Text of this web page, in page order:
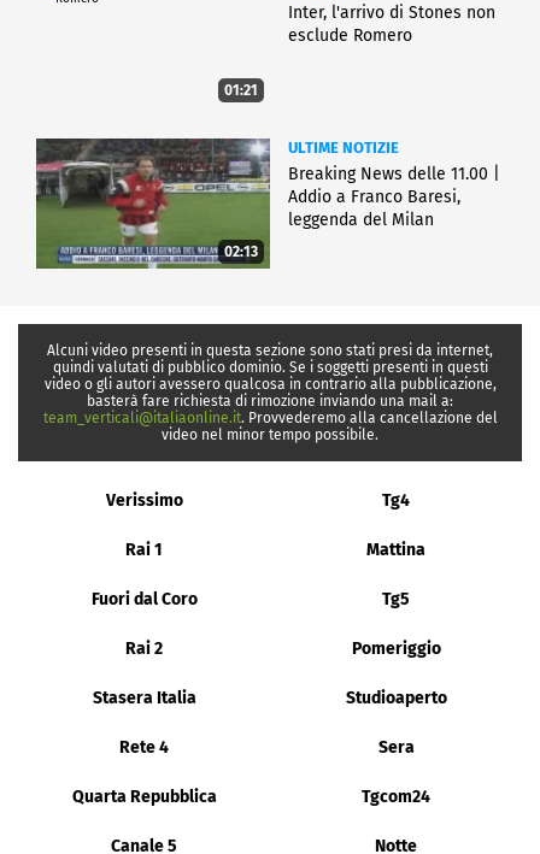
01:21
Inter, l'arrivo di Stones non
esclude Romero
02:13
ULTIME NOTIZIE
Breaking News delle 11.00 |
Addio a Franco Baresi,
leggenda del Milan
Alcuni video presenti in questa sezione sono stati presi da internet,
quindi valutati di pubblico dominio. Se i soggetti presenti in questi
video o gli autori avessero qualcosa in contrario alla pubblicazione,
basterà fare richiesta di rimozione inviando una mail a:
team_verticali@italiaonline.it. Provvederemo alla cancellazione del
video nel minor tempo possibile.
Verissimo Tg4
Rai 1 Mattina
Fuori dal Coro Tg5
Rai 2 Pomeriggio
Stasera Italia Studioaperto
Rete 4 Sera
Quarta Repubblica Tgcom24
Canale 5 Notte